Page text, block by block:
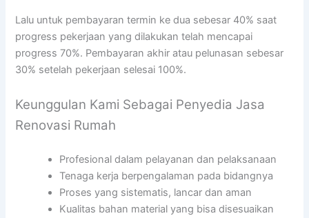
Lalu untuk pembayaran termin ke dua sebesar 40% saat
progress pekerjaan yang dilakukan telah mencapai
progress 70%. Pembayaran akhir atau pelunasan sebesar
30% setelah pekerjaan selesai 100%.
Keunggulan Kami Sebagai Penyedia Jasa
Renovasi Rumah
Profesional dalam pelayanan dan pelaksanaan
Tenaga kerja berpengalaman pada bidangnya
Proses yang sistematis, lancar dan aman
Kualitas bahan material yang bisa disesuaikan